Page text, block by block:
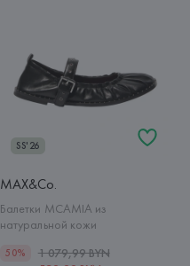
SS'26
MAX&Co.
Балетки MCAMIA из
натуральной кожи
50%
1 079,99 BYN